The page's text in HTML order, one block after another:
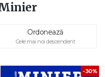
Ordonează
Cele mai noi descendent
-30%